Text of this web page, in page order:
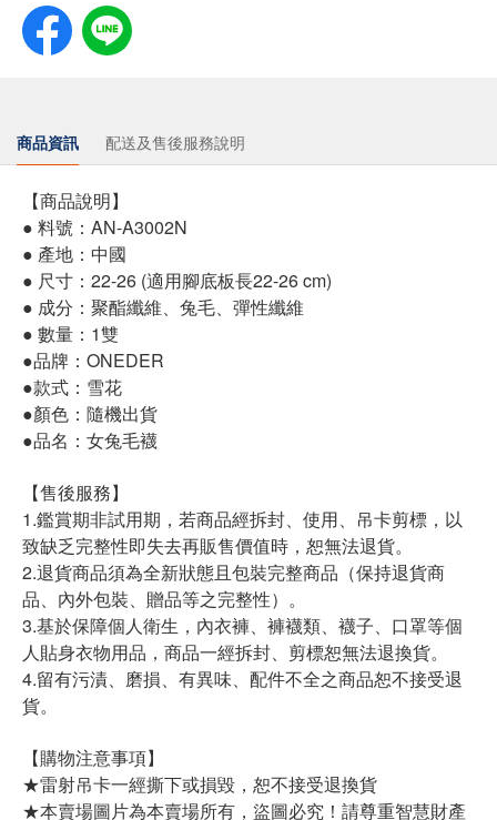
商品資訊 配送及售後服務說明
【商品說明】
● 料號：AN-A3002N
● 產地：中國
● 尺寸：22-26 (適用腳底板長22-26 cm)
● 成分：聚酯纖維、兔毛、彈性纖維
● 數量：1雙
●品牌：ONEDER
●款式：雪花
●顏色：隨機出貨
●品名：女兔毛襪
【售後服務】
1.鑑賞期非試用期，若商品經拆封、使用、吊卡剪標，以
致缺乏完整性即失去再販售價值時，恕無法退貨。
2.退貨商品須為全新狀態且包裝完整商品（保持退貨商
品、內外包裝、贈品等之完整性）。
3.基於保障個人衛生，內衣褲、褲襪類、襪子、口罩等個
人貼身衣物用品，商品一經拆封、剪標恕無法退換貨。
4.留有污漬、磨損、有異味、配件不全之商品恕不接受退
貨。
【購物注意事項】
★雷射吊卡一經撕下或損毀，恕不接受退換貨
★本賣場圖片為本賣場所有，盜圖必究！請尊重智慧財產